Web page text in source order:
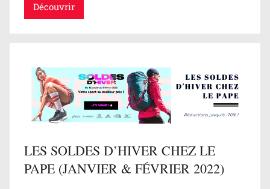
Découvrir
LES SOLDES D’HIVER CHEZ LE
PAPE (JANVIER & FÉVRIER 2022)